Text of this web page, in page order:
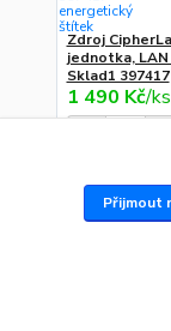
Zdroj
jednotka, LAN
Sklad1 397417
1 490 Kč/ks
Přijmout